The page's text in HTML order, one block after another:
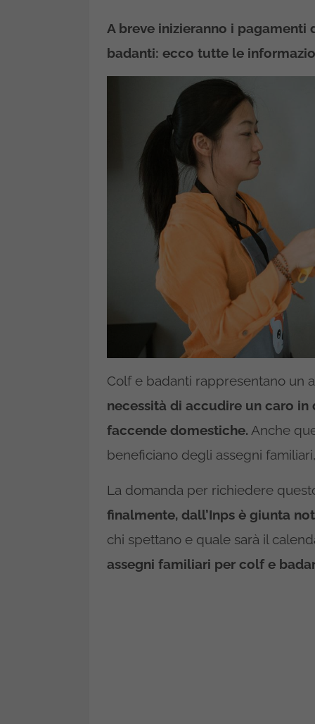
A breve inizieranno i
badanti: ecco tutte le
Colf e badanti rappresentano un
necessità di accudire un caro
faccende domestiche. Anche
beneficiano degli assegni
La domanda per richiedere
finalmente, dall’Inps è giunta
chi spettano e quale sarà il
assegni familiari per colf e